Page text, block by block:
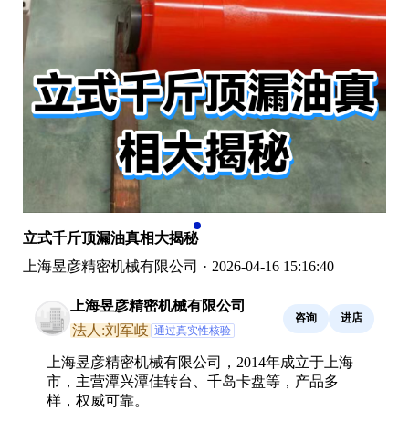
立式千斤顶漏油真相大揭秘
上海昱彦精密机械有限公司 · 2026-04-16 15:16:40
上海昱彦精密机械有限公司
法人:刘军岐 通过真实性核验
咨询 进店
上海昱彦精密机械有限公司，2014年成立于上海
市，主营潭兴潭佳转台、千岛卡盘等，产品多
样，权威可靠。